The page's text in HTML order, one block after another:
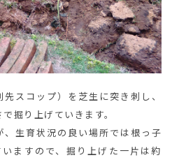
スコップ）を芝生に突き刺し、
掘り上げていきます。
生育状況の良い場所では根っ子
ますので、掘り上げた一片は約